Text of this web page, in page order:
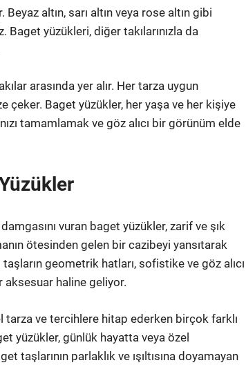
altın, sarı altın veya rose altın gibi
Baget yüzükleri, diğer takılarınızla da
arasında yer alır. Her tarza uygun
Baget yüzükler, her yaşa ve her kişiye
tamamlamak ve göz alıcı bir görünüm elde
vuran baget yüzükler, zarif ve şık
ötesinden gelen bir cazibeyi yansıtarak
geometrik hatları, sofistike ve göz alıcı
aksesuar haline geliyor.
tarza ve tercihlere hitap ederken birçok farklı
yüzükler, günlük hayatta veya özel
parlaklık ve ışıltısına doyamayan